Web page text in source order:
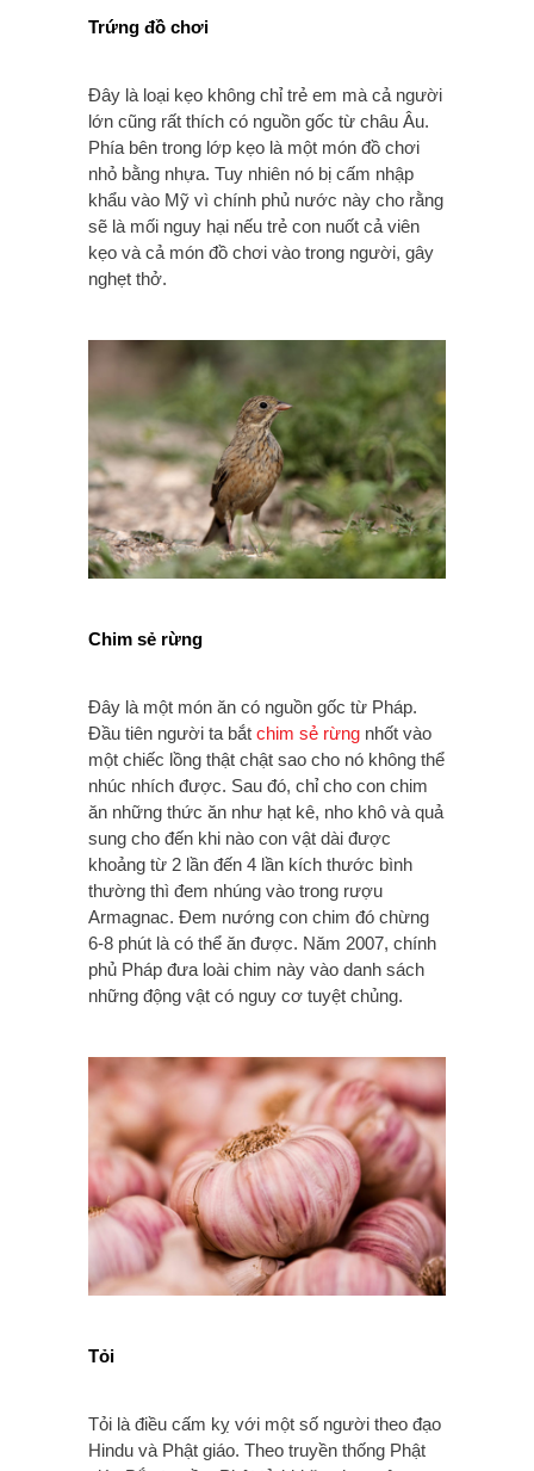
Trứng đồ chơi
Đây là loại kẹo không chỉ trẻ em mà cả người
lớn cũng rất thích có nguồn gốc từ châu Âu.
Phía bên trong lớp kẹo là một món đồ chơi
nhỏ bằng nhựa. Tuy nhiên nó bị cấm nhập
khẩu vào Mỹ vì chính phủ nước này cho rằng
sẽ là mối nguy hại nếu trẻ con nuốt cả viên
kẹo và cả món đồ chơi vào trong người, gây
nghẹt thở.
Chim sẻ rừng
Đây là một món ăn có nguồn gốc từ Pháp.
Đầu tiên người ta bắt chim sẻ rừng nhốt vào
một chiếc lồng thật chật sao cho nó không thể
nhúc nhích được. Sau đó, chỉ cho con chim
ăn những thức ăn như hạt kê, nho khô và quả
sung cho đến khi nào con vật dài được
khoảng từ 2 lần đến 4 lần kích thước bình
thường thì đem nhúng vào trong rượu
Armagnac. Đem nướng con chim đó chừng
6-8 phút là có thể ăn được. Năm 2007, chính
phủ Pháp đưa loài chim này vào danh sách
những động vật có nguy cơ tuyệt chủng.
Tỏi
Tỏi là điều cấm kỵ với một số người theo đạo
Hindu và Phật giáo. Theo truyền thống Phật